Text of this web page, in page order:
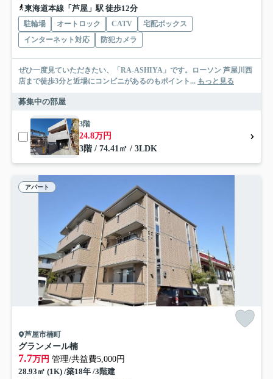
東海道本線「芦屋」駅 徒歩12分
駐輪場 オートロック CATV
宅配ボックス
インターネット対応
防犯カメラ
ぜひ一度見ていただきたい、「RA-ASHIYA」です。ローソン 芦屋川西
店まで徒歩3分と近場にコンビニがあるのもポイント... もっと見る
募集中の部屋
3階
24.8万円
3階 / 74.41㎡ / 3LDK
アパート
芦屋市楠町
グランメール楠
7.7万円 管理/共益費5,000円
28.93㎡ (1K) /築18年 /3階建